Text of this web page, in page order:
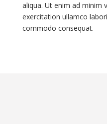
aliqua. Ut enim ad minim
exercitation ullamco
commodo consequat.